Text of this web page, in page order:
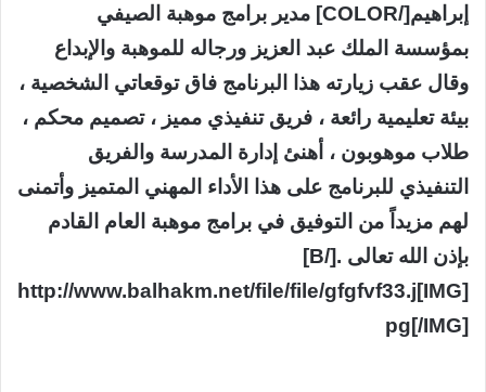
إبراهيم[/COLOR] مدير برامج موهبة الصيفي
بمؤسسة الملك عبد العزيز ورجاله للموهبة والإبداع
وقال عقب زيارته هذا البرنامج فاق توقعاتي الشخصية ،
بيئة تعليمية رائعة ، فريق تنفيذي مميز ، تصميم محكم ،
طلاب موهوبون ، أهنئ إدارة المدرسة والفريق
التنفيذي للبرنامج على هذا الأداء المهني المتميز وأتمنى
لهم مزيداً من التوفيق في برامج موهبة العام القادم
بإذن الله تعالى .[/B]
[IMG]http://www.balhakm.net/file/file/gfgfvf33.j
pg[/IMG]